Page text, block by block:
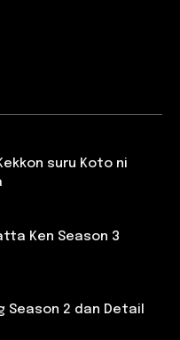
suru Koto ni
Ken Season 3
Season 2 dan Detail